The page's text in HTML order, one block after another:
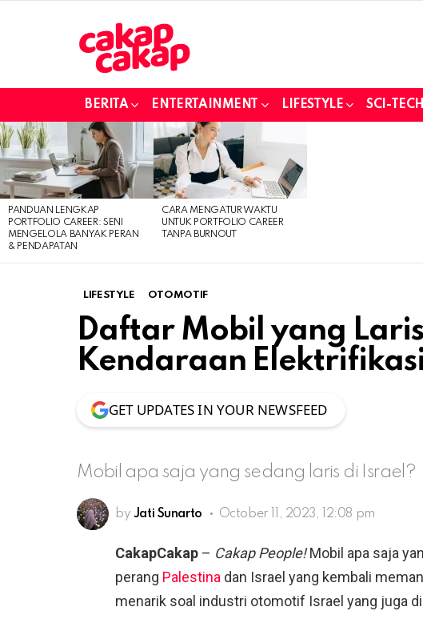
BERITA ENTERTAINMENT LIFESTYLE SCI-TECH
LATEST
STORIES
PANDUAN LENGKAP
PORTFOLIO CAREER: SENI
MENGELOLA BANYAK PERAN
& PENDAPATAN
CARA MENGATUR WAKTU
UNTUK PORTFOLIO CAREER
TANPA BURNOUT
LIFESTYLE OTOMOTIF
Daftar Mobil yang
Kendaraan
GET UPDATES IN YOUR NEWSFEED
Mobil apa saja yang sedang laris di Israel?
by Jati Sunarto October 11, 2023, 12:08 pm
CakapCakap – Cakap People!Mobil apa saja
perang Palestina dan Israel yang kembali
menarik soal industri otomotif Israel yang juga